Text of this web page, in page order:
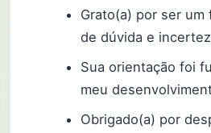
Grato(a) por ser um
de dúvida e
Sua orientação foi
meu
Obrigado(a) por